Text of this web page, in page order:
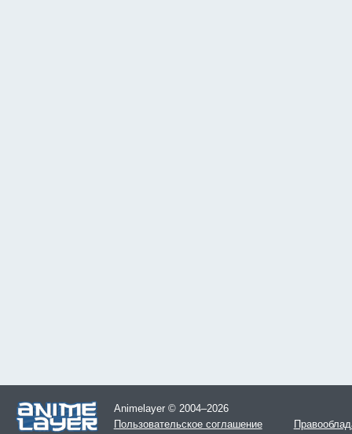
Animelayer © 2004–2026
Пользовательское соглашение